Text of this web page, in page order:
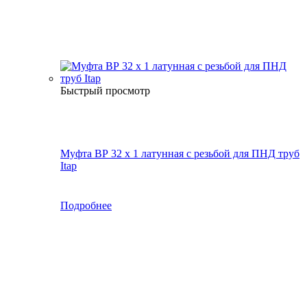
Быстрый просмотр
Муфта ВР 32 х 1 латунная с резьбой для ПНД труб
Itap
Подробнее